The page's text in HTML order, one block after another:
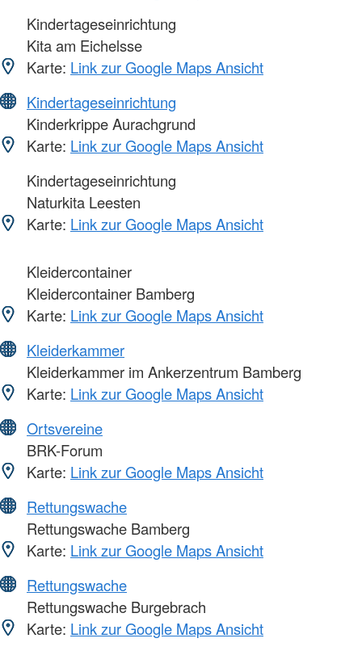
Kindertageseinrichtung
Kita am Eichelsse
Karte: Link zur Google Maps Ansicht
Kindertageseinrichtung
Kinderkrippe Aurachgrund
Karte: Link zur Google Maps Ansicht
Kindertageseinrichtung
Naturkita Leesten
Karte: Link zur Google Maps Ansicht
Kleidercontainer
Kleidercontainer Bamberg
Karte: Link zur Google Maps Ansicht
Kleiderkammer
Kleiderkammer im Ankerzentrum Bamberg
Karte: Link zur Google Maps Ansicht
Ortsvereine
BRK-Forum
Karte: Link zur Google Maps Ansicht
Rettungswache
Rettungswache Bamberg
Karte: Link zur Google Maps Ansicht
Rettungswache
Rettungswache Burgebrach
Karte: Link zur Google Maps Ansicht